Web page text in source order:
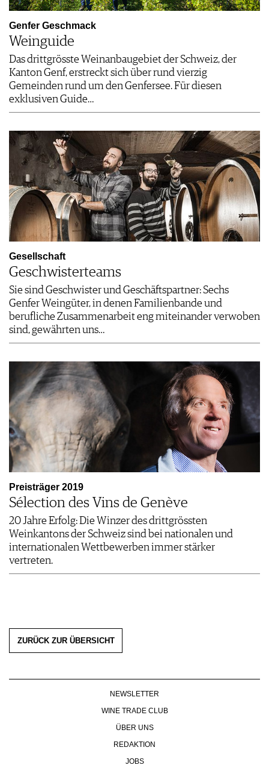
Genfer Geschmack
Weinguide
Das drittgrösste Weinanbaugebiet der Schweiz, der
Kanton Genf, erstreckt sich über rund vierzig
Gemeinden rund um den Genfersee. Für diesen
exklusiven Guide…
Gesellschaft
Geschwisterteams
Sie sind Geschwister und Geschäftspartner: Sechs
Genfer Weingüter, in denen Familienbande und
berufliche Zusammenarbeit eng miteinander verwoben
sind, gewährten uns…
Preisträger 2019
Sélection des Vins de Genève
20 Jahre Erfolg: Die Winzer des drittgrössten
Weinkantons der Schweiz sind bei nationalen und
internationalen Wettbewerben immer stärker
vertreten.
ZURÜCK ZUR ÜBERSICHT
NEWSLETTER
WINE TRADE CLUB
ÜBER UNS
REDAKTION
JOBS